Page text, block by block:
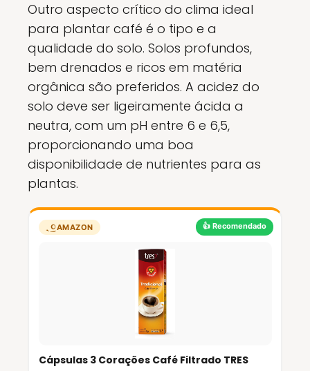
Outro aspecto crítico do clima ideal
para plantar café é o tipo e a
qualidade do solo. Solos profundos,
bem drenados e ricos em matéria
orgânica são preferidos. A acidez do
solo deve ser ligeiramente ácida a
neutra, com um pH entre 6 e 6,5,
proporcionando uma boa
disponibilidade de nutrientes para as
plantas.
👍 Recomendado
AMAZON
Cápsulas 3 Corações Café Filtrado TRES